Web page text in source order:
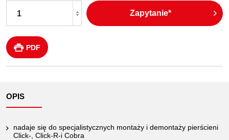
Zapytanie*
PDF
OPIS
nadaje się do specjalistycznych montaży i demontaży pierścieni
Click-, Click-R-i Cobra